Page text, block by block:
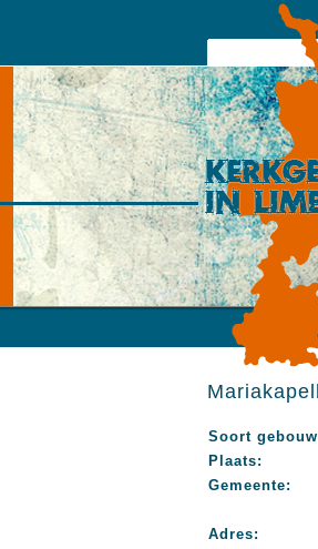
Soort
Plaats:
Gemeente:
Adres: